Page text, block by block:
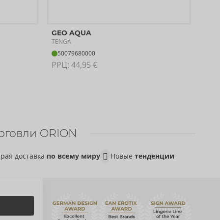
GEO AQUA
TENGA
50079680000
РРЦ: 44,95 €
ORION
доставка по всему миру Новые тенденции